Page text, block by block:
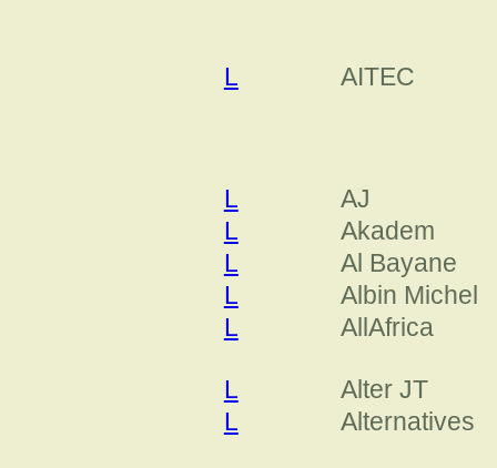
L AITEC
L
AJ
L
Akadem
L
Al Bayane
L
Albin Michel
L
AllAfrica
L
Alter JT
L
Alternatives